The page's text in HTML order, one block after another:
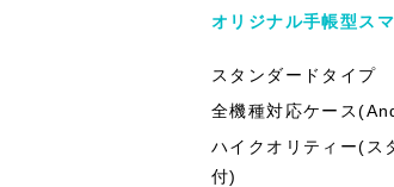
オリジナル手帳型ス
スタンダードタイプ
全機種対応ケース
ハイクオリティー(ス
付)